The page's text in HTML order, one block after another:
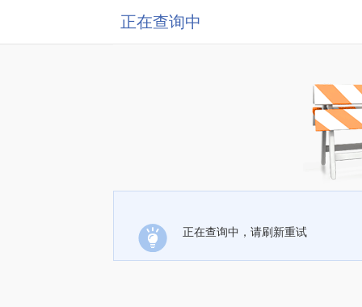
正在查询中
正在查询中，请刷新重试